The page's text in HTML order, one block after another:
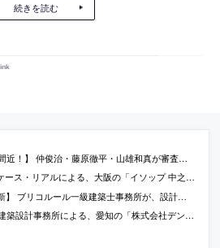
続きを読む
平・山雄和真が審査する、日本ペイント主催の国際学生コンペが開催。最優秀賞はクアラルンプールでの決勝大会進出と賞金30万円。
リアルによる、大阪の「イソップ 中之島フェスティバルプラザ店」
ブリコルール一級建築士事務所が、設計スタッフを募集中
計事務所による、愛知の「株式会社デンソー 名古屋オフィス」